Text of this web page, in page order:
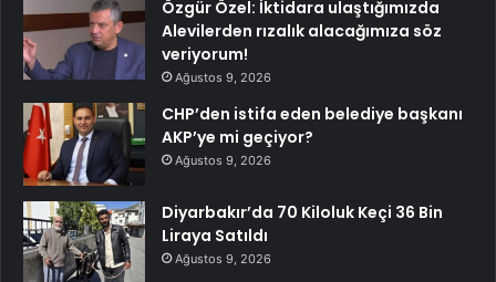
Özgür Özel: İktidara ulaştığımızda
Alevilerden rızalık alacağımıza söz
veriyorum!
Ağustos 9, 2026
CHP’den istifa eden belediye başkanı
AKP’ye mi geçiyor?
Ağustos 9, 2026
Diyarbakır’da 70 Kiloluk Keçi 36 Bin
Liraya Satıldı
Ağustos 9, 2026